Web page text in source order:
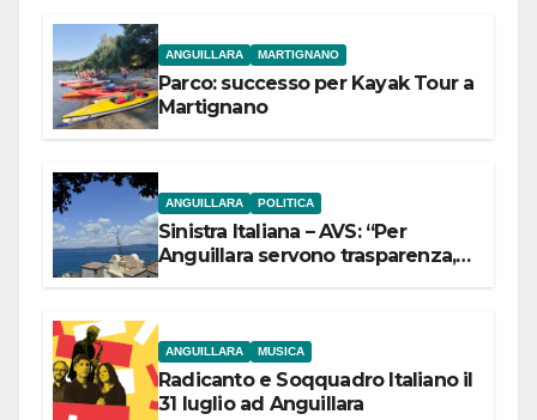
ANGUILLARA MARTIGNANO
Parco: successo per Kayak Tour a
Martignano
ANGUILLARA POLITICA
Sinistra Italiana – AVS: “Per
Anguillara servono trasparenza,
ANGUILLARA MUSICA
Radicanto e Soqquadro Italiano il
31 luglio ad Anguillara